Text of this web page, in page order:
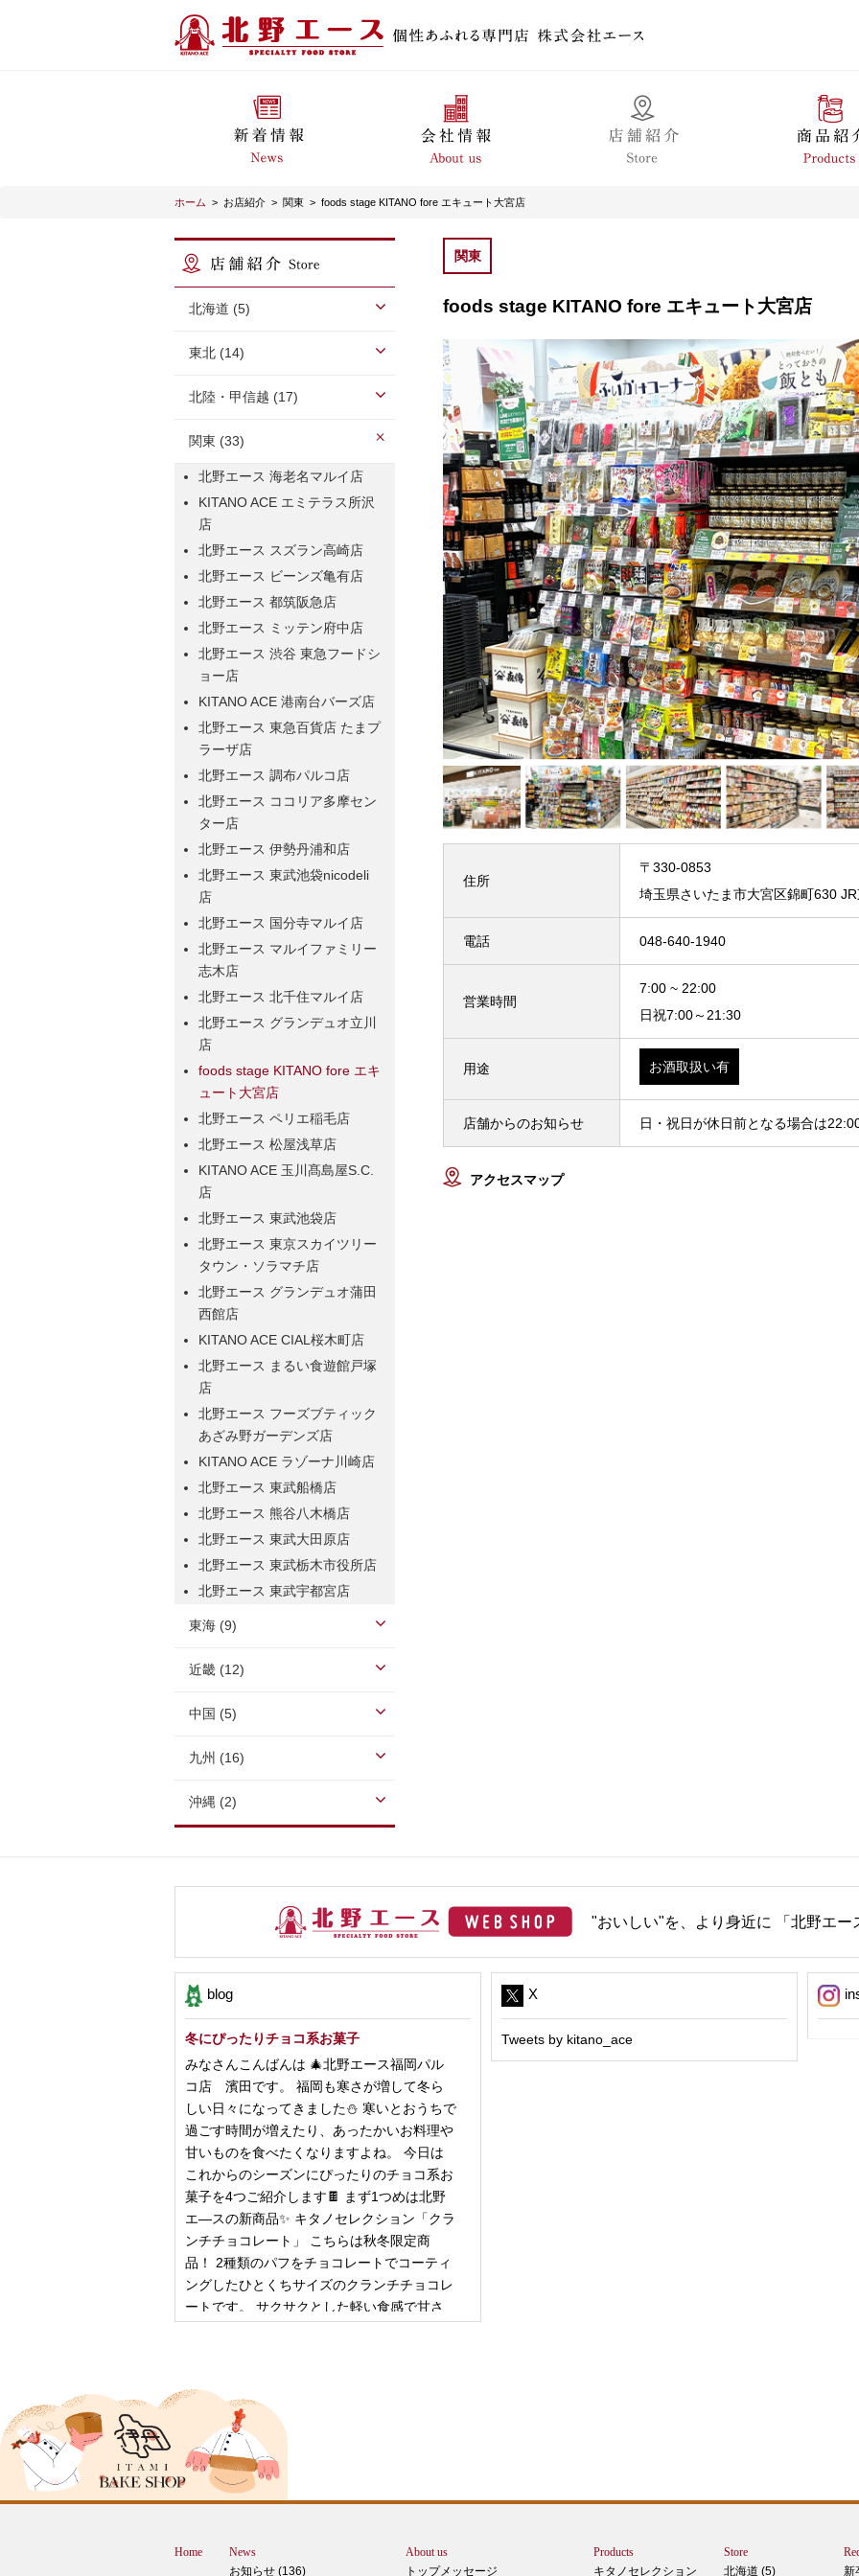
ホーム > お店紹介 > 関東 > foods stage KITANO fore エキュート大宮店
北海道 (5)
東北 (14)
北陸・甲信越 (17)
関東 (33)
北野エース 海老名マルイ店
KITANO ACE エミテラス所沢
店
北野エース スズラン高崎店
北野エース ビーンズ亀有店
北野エース 都筑阪急店
北野エース ミッテン府中店
北野エース 渋谷 東急フードシ
ョー店
KITANO ACE 港南台バーズ店
北野エース 東急百貨店 たまプ
ラーザ店
北野エース 調布パルコ店
北野エース ココリア多摩セン
ター店
北野エース 伊勢丹浦和店
北野エース 東武池袋nicodeli
店
北野エース 国分寺マルイ店
北野エース マルイファミリー
志木店
北野エース 北千住マルイ店
北野エース グランデュオ立川
店
foods stage KITANO fore エキ
ュート大宮店
北野エース ペリエ稲毛店
北野エース 松屋浅草店
KITANO ACE 玉川髙島屋S.C.
店
北野エース 東武池袋店
北野エース 東京スカイツリー
タウン・ソラマチ店
北野エース グランデュオ蒲田
西館店
KITANO ACE CIAL桜木町店
北野エース まるい食遊館戸塚
店
北野エース フーズブティック
あざみ野ガーデンズ店
KITANO ACE ラゾーナ川崎店
北野エース 東武船橋店
北野エース 熊谷八木橋店
北野エース 東武大田原店
北野エース 東武栃木市役所店
北野エース 東武宇都宮店
東海 (9)
近畿 (12)
中国 (5)
九州 (16)
沖縄 (2)
関東
foods stage KITANO fore エキュート大宮店
住所
〒330-0853
埼玉県さいたま市大宮区錦町630
電話 048-640-1940
営業時間
7:00 ~ 22:00
日祝7:00～21:30
用途 お酒取扱い有
店舗からのお知らせ 日・祝日が休日前となる場合は
アクセスマップ
"おいしい"を、より身近に 「北野エー
blog
冬にぴったりチョコ系お菓子
みなさんこんばんは 🎄北野エース福岡パル
コ店 濱田です。 福岡も寒さが増して冬ら
しい日々になってきました⛄️ 寒いとおうちで
過ごす時間が増えたり、あったかいお料理や
甘いものを食べたくなりますよね。 今日は
これからのシーズンにぴったりのチョコ系お
菓子を4つご紹介します🍫 まず1つめは北野
エ―スの新商品✨ キタノセレクション「クラ
ンチチョコレート」 こちらは秋冬限定商
品！ 2種類のパフをチョコレートでコーティ
ングしたひとくちサイズのクランチチョコレ
ートです。 サクサクとした軽い食感で甘さ
ピザ立ちぬ
ブログをご覧の皆様、こんにちは！北野エー
スMOMOテラス店の大西です。 いきなりで
すが、これは何だと思いますか？ ヒントは
12月に活躍するあの食べ物です！ はんぺ
す。 それでは正解発表です。リバースカー
X
Tweets by kitano_ace
Home
News
お知らせ (136)
About us
トップメッセージ
Products
キタノセレクション
Store
北海道 (5)
新